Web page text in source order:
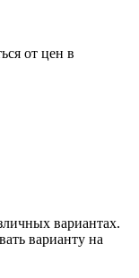
от цен в
вариантах.
варианту на